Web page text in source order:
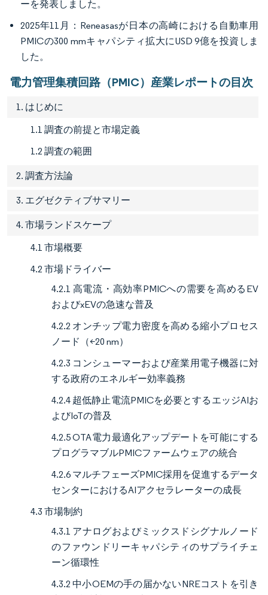
ーを発表しました。
2025年11月：Reneasasが日本の高崎における自動車用
PMICの300 mmキャパシティ拡大にUSD 9億を投資しま
した。
電力管理集積回路（PMIC）産業レポートの目次
1. はじめに
1.1 調査の前提と市場定義
1.2 調査の範囲
2. 調査方法論
3. エグゼクティブサマリー
4. 市場ランドスケープ
4.1 市場概要
4.2 市場ドライバー
4.2.1 高電流・高効率PMICへの需要を高めるEV
およびxEVの急速な普及
4.2.2 オンチップ電力密度を高める縮小プロセス
ノード（<20 nm）
4.2.3 コンシューマーおよび産業用電子機器に対
する政府のエネルギー効率義務
4.2.4 超低静止電流PMICを必要とするエッジAIお
よびIoTの普及
4.2.5 OTA電力最適化アップデートを可能にする
プログラマブルPMICファームウェアの統合
4.2.6 マルチフェーズPMIC採用を促進するデータ
センターにおけるAIアクセラレーターの成長
4.3 市場制約
4.3.1 アナログおよびミックスドシグナルノード
のファウンドリーキャパシティのサプライチェ
ーン循環性
4.3.2 中小OEMの手の届かないNREコストを引き